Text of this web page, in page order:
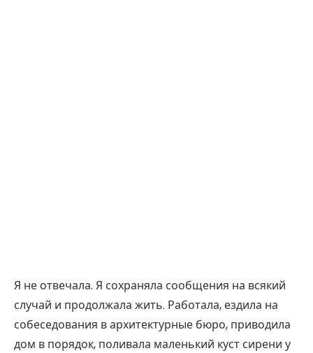
Я не отвечала. Я сохраняла сообщения на всякий
случай и продолжала жить. Работала, ездила на
собеседования в архитектурные бюро, приводила
дом в порядок, поливала маленький куст сирени у